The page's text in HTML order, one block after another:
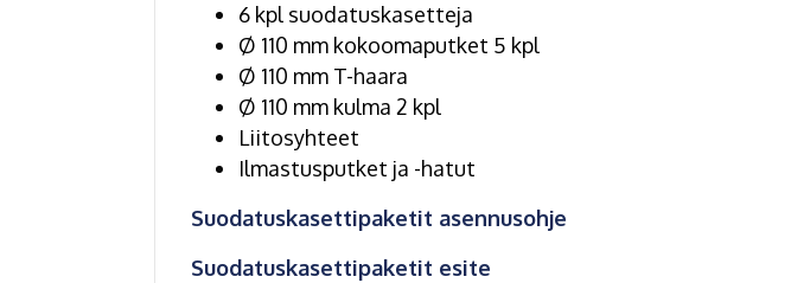
6 kpl suodatuskasetteja
Ø 110 mm kokoomaputket 5 kpl
Ø 110 mm T-haara
Ø 110 mm kulma 2 kpl
Liitosyhteet
Ilmastusputket ja -hatut
Suodatuskasettipaketit asennusohje
Suodatuskasettipaketit esite